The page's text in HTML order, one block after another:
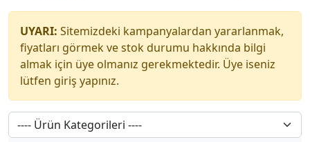
UYARI: Sitemizdeki kampanyalardan yararlanmak,
fiyatları görmek ve stok durumu hakkında bilgi
almak için üye olmanız gerekmektedir. Üye iseniz
lütfen giriş yapınız.